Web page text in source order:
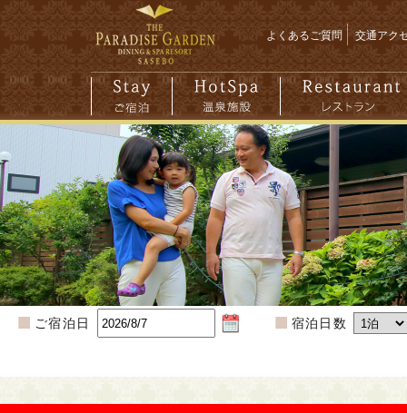
よくあるご質問 交通アク
ご宿泊日 宿泊日数